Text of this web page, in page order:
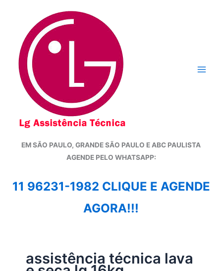
conteúdo
EM SÃO PAULO, GRANDE SÃO PAULO E ABC PAULISTA
AGENDE PELO WHATSAPP:
11 96231-1982 CLIQUE E AGENDE
AGORA!!!
assistência técnica lava